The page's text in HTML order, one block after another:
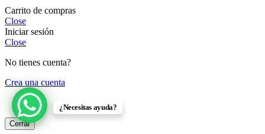
Carrito de compras
Close
Iniciar sesión
Close
No tienes cuenta?
Crea una cuenta
¿Necesitas ayuda?
Cerrar